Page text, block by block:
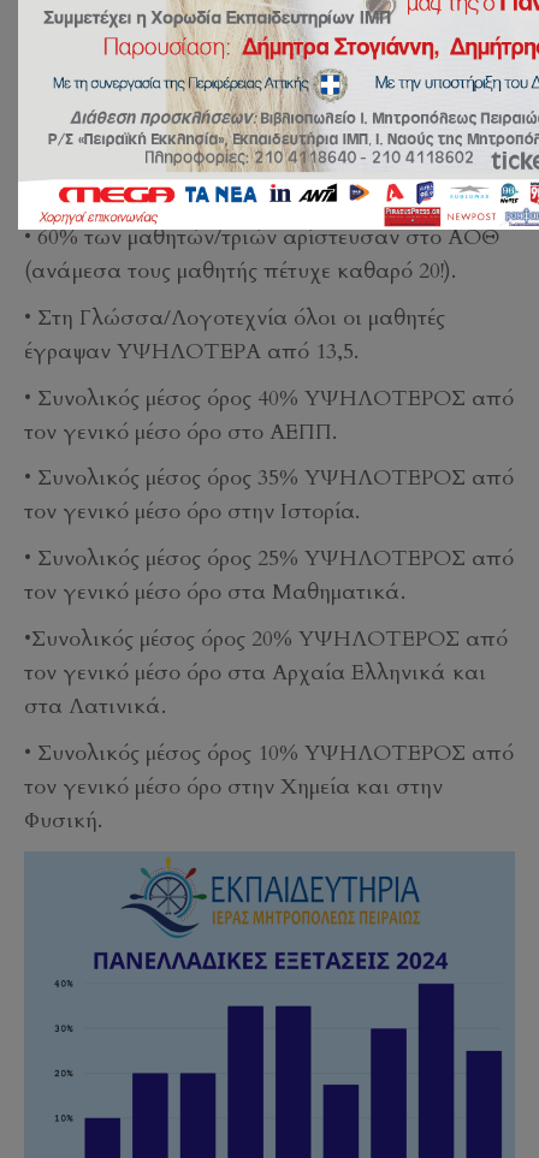
Πανελλήνιες Εξετάσεις!
Ενδεικτικά αναφέρονται:
• 75% των μαθητών μας αρίστευσαν στο ΑΕΠΠ.
• 75% των μαθητών μας αρίστευσαν στη
Βιολογία.
• 60% των μαθητών/τριών αρίστευσαν στο ΑΟΘ
(ανάμεσα τους μαθητής πέτυχε καθαρό 20!).
• Στη Γλώσσα/Λογοτεχνία όλοι οι μαθητές
έγραψαν ΥΨΗΛΟΤΕΡΑ από 13,5.
• Συνολικός μέσος όρος 40% ΥΨΗΛΟΤΕΡΟΣ από
τον γενικό μέσο όρο στο ΑΕΠΠ.
• Συνολικός μέσος όρος 35% ΥΨΗΛΟΤΕΡΟΣ από
τον γενικό μέσο όρο στην Ιστορία.
• Συνολικός μέσος όρος 25% ΥΨΗΛΟΤΕΡΟΣ από
τον γενικό μέσο όρο στα Μαθηματικά.
•Συνολικός μέσος όρος 20% ΥΨΗΛΟΤΕΡΟΣ από
τον γενικό μέσο όρο στα Αρχαία Ελληνικά και
στα Λατινικά.
• Συνολικός μέσος όρος 10% ΥΨΗΛΟΤΕΡΟΣ από
τον γενικό μέσο όρο στην Χημεία και στην
Φυσική.